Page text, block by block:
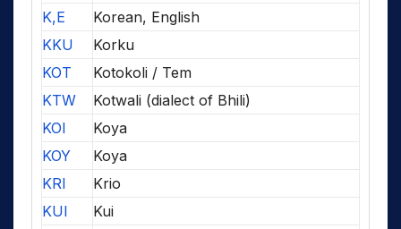
K,E
Korean, English
KKU
Korku
KOT
Kotokoli / Tem
KTW
Kotwali (dialect of Bhili)
KOI
Koya
KOY
Koya
KRI
Krio
KUI
Kui